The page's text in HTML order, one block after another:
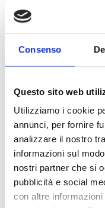
Consenso
Questo sito web
Utilizziamo i cookie
annunci, per fornire
analizzare il nostro
informazioni sul
nostri partner che si
pubblicità e social
con altre
IL CONTENUTO
Sì
No
Altri link